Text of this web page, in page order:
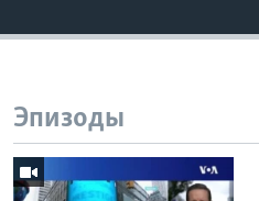
Эпизоды